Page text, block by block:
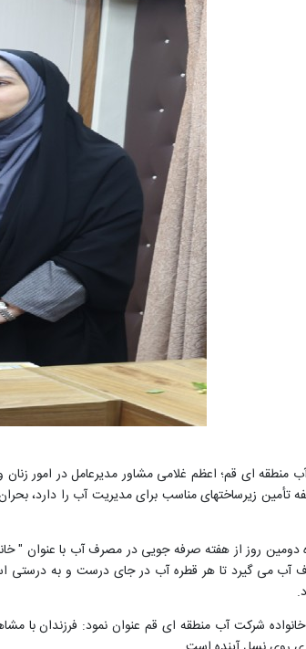
ای قم؛ اعظم غلامی مشاور مدیرعامل در امور
زیرساختهای مناسب برای مدیریت آب را دارد،
اینکه 26 خرداد ماه دومین روز از هفته صرفه جویی در
آب می گیرد تا هر قطره آب در جای درست و به درستی
شرکت آب منطقه ای قم عنوان نمود: فرزندان با